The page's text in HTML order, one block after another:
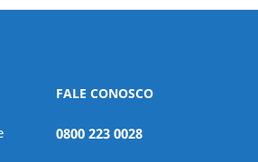
FALE CONOSCO
0800 223 0028